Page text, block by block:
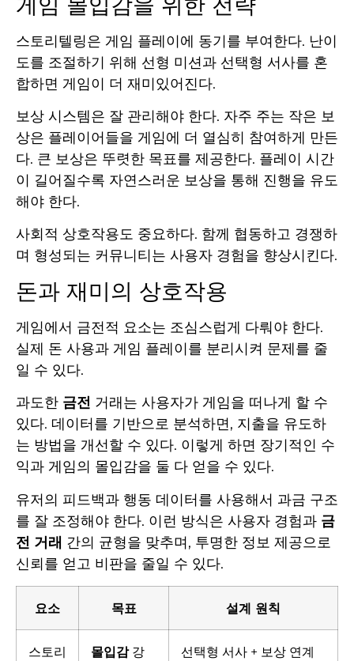
스토리텔링은 게임 플레이에 동기를 부여한다. 난이
도를 조절하기 위해 선형 미션과 선택형 서사를 혼
합하면 게임이 더 재미있어진다.
보상 시스템은 잘 관리해야 한다. 자주 주는 작은 보
상은 플레이어들을 게임에 더 열심히 참여하게 만든
다. 큰 보상은 뚜렷한 목표를 제공한다. 플레이 시간
이 길어질수록 자연스러운 보상을 통해 진행을 유도
해야 한다.
사회적 상호작용도 중요하다. 함께 협동하고 경쟁하
며 형성되는 커뮤니티는 사용자 경험을 향상시킨다.
돈과 재미의 상호작용
게임에서 금전적 요소는 조심스럽게 다뤄야 한다.
실제 돈 사용과 게임 플레이를 분리시켜 문제를 줄
일 수 있다.
과도한 금전 거래는 사용자가 게임을 떠나게 할 수
있다. 데이터를 기반으로 분석하면, 지출을 유도하
는 방법을 개선할 수 있다. 이렇게 하면 장기적인 수
익과 게임의 몰입감을 둘 다 얻을 수 있다.
유저의 피드백과 행동 데이터를 사용해서 과금 구조
를 잘 조정해야 한다. 이런 방식은 사용자 경험과 금
전 거래 간의 균형을 맞추며, 투명한 정보 제공으로
신뢰를 얻고 비판을 줄일 수 있다.
요소 목표 설계 원칙
스토리
몰입감강
선택형 서사 + 보상 연계